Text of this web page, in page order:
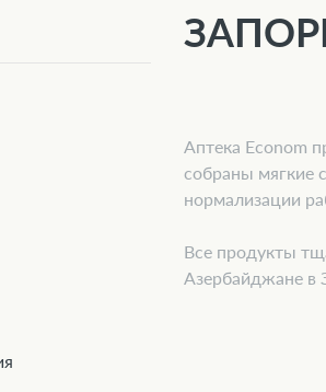
Аптека Econom
собраны мягкие
нормализации
Все продукты
Азербайджане в